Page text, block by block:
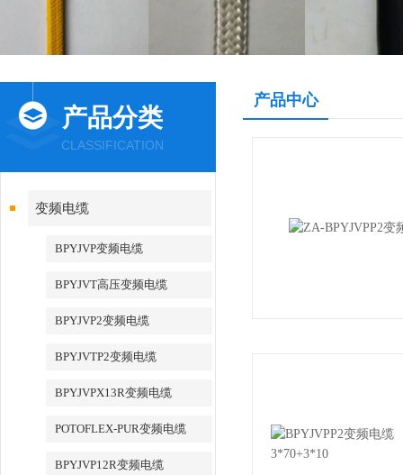
产品分类
CLASSIFICATION
变频电缆
BPYJVP变频电缆
BPYJVT高压变频电缆
BPYJVP2变频电缆
BPYJVTP2变频电缆
BPYJVPX13R变频电缆
POTOFLEX-PUR变频电缆
BPYJVP12R变频电缆
产品中心